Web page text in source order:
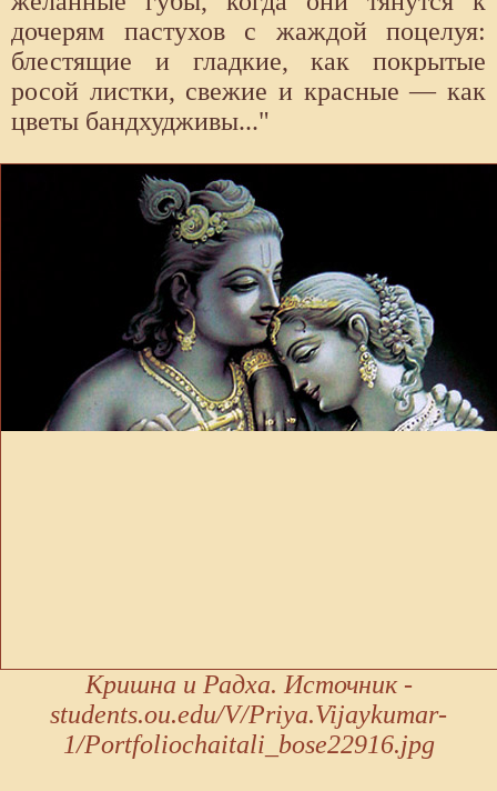
дочерям пастухов с жаждой поцелуя:
блестящие и гладкие, как покрытые
росой листки, свежие и красные — как
цветы бандхудживы..."
Кришна и Радха. Источник -
students.ou.edu/V/Priya.Vijaykumar-
1/Portfoliochaitali_bose22916.jpg